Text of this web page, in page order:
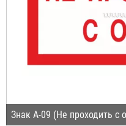
Знак A-09 (Не проходить с